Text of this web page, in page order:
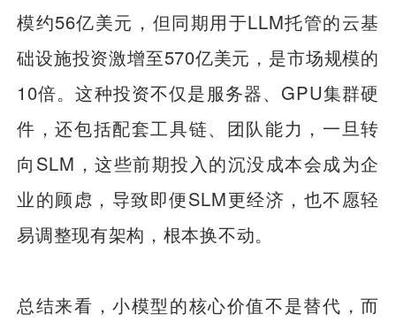
模约56亿美元，但同期用于LLM托管的云基
础设施投资激增至570亿美元，是市场规模的
10倍。这种投资不仅是服务器、GPU集群硬
件，还包括配套工具链、团队能力，一旦转
向SLM，这些前期投入的沉没成本会成为企
业的顾虑，导致即便SLM更经济，也不愿轻
易调整现有架构，根本换不动。
总结来看，小模型的核心价值不是替代，而